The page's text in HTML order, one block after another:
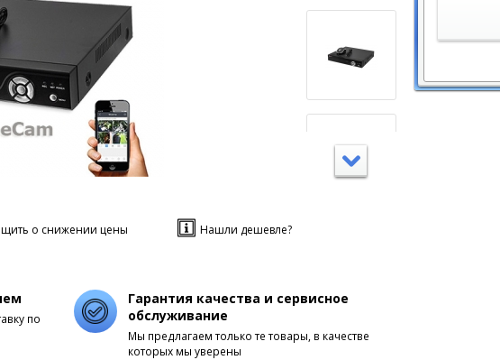
о снижении цены
Нашли дешевле?
по
Гарантия качества и сервисное
обслуживание
Мы предлагаем только те товары, в качестве
которых мы уверены